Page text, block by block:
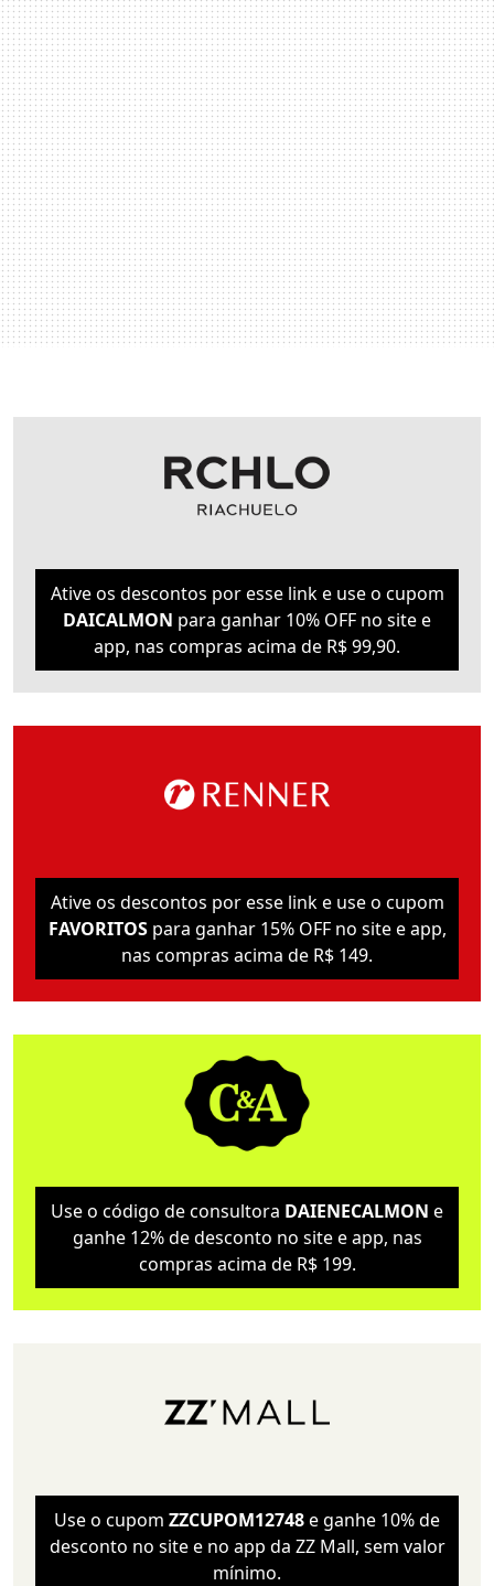
Ative os descontos por esse link e use o cupom
DAICALMON para ganhar 10% OFF no site e
app, nas compras acima de R$ 99,90.
Ative os descontos por esse link e use o cupom
FAVORITOSpara ganhar 15% OFF no site e app,
nas compras acima de R$ 149.
Use o código de consultora DAIENECALMON e
ganhe 12% de desconto no site e app, nas
compras acima de R$ 199.
Use o cupom ZZCUPOM12748e ganhe 10% de
desconto no site e no app da ZZ Mall, sem valor
mínimo.